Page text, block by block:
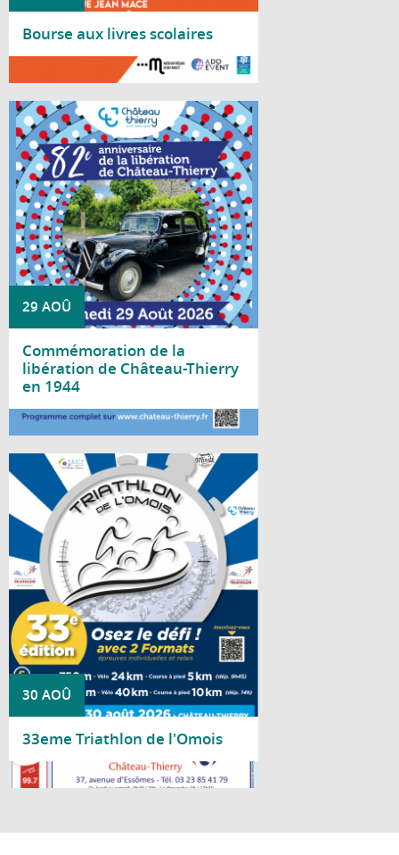
Bourse aux livres scolaires
Lire la suite
29 AOÛ
Commémoration de la
libération de Château-Thierry
en 1944
La Ville de Château-Thierry vous convie à
la cérémonie patriotique le 29 août
2026 commémorant le 82e anniversaire de
la Libération de Château-Thierry en 1944.
Lire la suite
30 AOÛ
33eme Triathlon de l'Omois
Rendez-vous mythique, historique et
dynamique de Château-Thierry, le Triathlon
de l'Omois se déroulera le 30 août 2026 !
Lire la suite